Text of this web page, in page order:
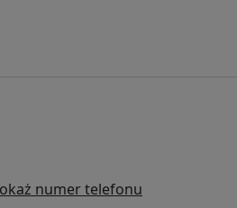
numer telefonu